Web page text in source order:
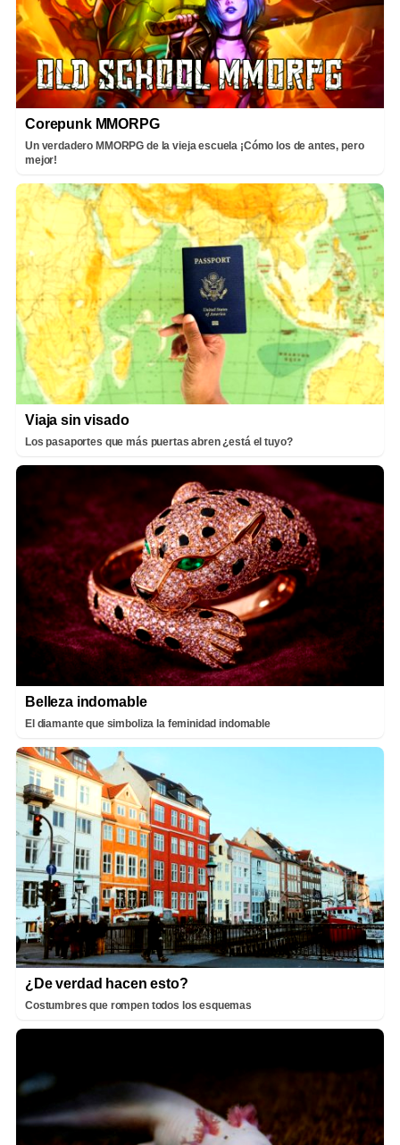
Corepunk MMORPG
Un verdadero MMORPG de la vieja escuela ¡Cómo los de antes, pero
mejor!
Viaja sin visado
Los pasaportes que más puertas abren ¿está el tuyo?
Belleza indomable
El diamante que simboliza la feminidad indomable
¿De verdad hacen esto?
Costumbres que rompen todos los esquemas